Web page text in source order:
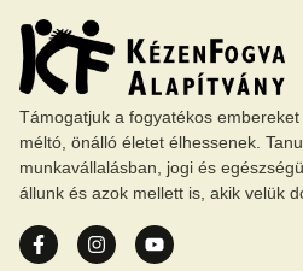
Támogatjuk a fogyatékos
méltó, önálló életet élhessenek.
munkavállalásban, jogi és
állunk és azok mellett is, akik velük